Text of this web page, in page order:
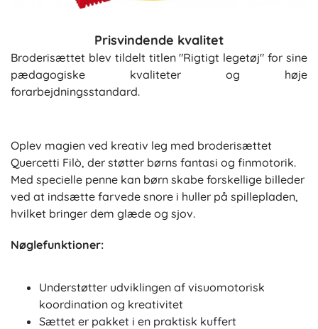
Prisvindende kvalitet
Broderisættet blev tildelt titlen "Rigtigt legetøj" for sine
pædagogiske kvaliteter og høje
forarbejdningsstandard.
Oplev magien ved kreativ leg med broderisættet
Quercetti Filò, der støtter børns fantasi og finmotorik.
Med specielle penne kan børn skabe forskellige billeder
ved at indsætte farvede snore i huller på spillepladen,
hvilket bringer dem glæde og sjov.
Nøglefunktioner:
Understøtter udviklingen af visuomotorisk
koordination og kreativitet
Sættet er pakket i en praktisk kuffert